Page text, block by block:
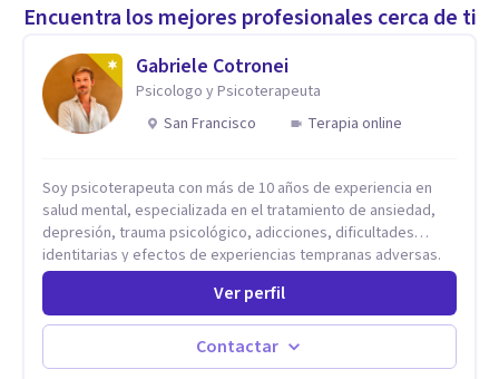
Encuentra los mejores profesionales cerca de ti
Gabriele Cotronei
Psicologo y Psicoterapeuta
San Francisco
Terapia online
Soy psicoterapeuta con más de 10 años de experiencia en
salud mental, especializada en el tratamiento de ansiedad,
depresión, trauma psicológico, adicciones, dificultades
identitarias y efectos de experiencias tempranas adversas.
Ofrezco un espacio terapéutico seguro, confidencial y
profundamente humano, donde el dolor emocional puede
transformarse en autoconocimiento, regulación emocional y
psicoanálisis, terapia somática y de trauma, psicología
Ver perfil
Contactar